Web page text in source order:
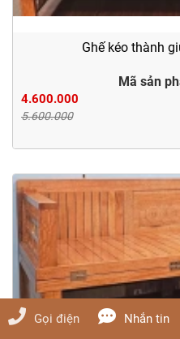
Ghế kéo thành
Mã sản
4.600.000
5.600.000
Gọi điện Nhắn tin